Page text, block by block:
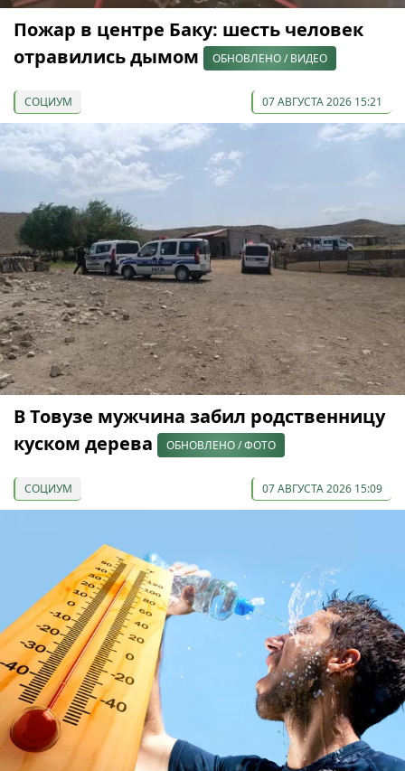
Пожар в центре Баку: шесть человек
отравились дымом
ОБНОВЛЕНО / ВИДЕО
СОЦИУМ 07 АВГУСТА 2026 15:21
В Товузе мужчина забил родственницу
куском дерева
ОБНОВЛЕНО / ФОТО
СОЦИУМ 07 АВГУСТА 2026 15:09